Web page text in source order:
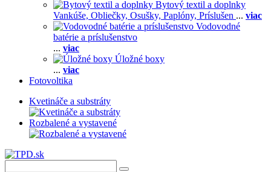
Bytový textil a doplnky
Vankúše, Obliečky, Osušky, Paplóny, Príslušen ... viac
Vodovodné
batérie a príslušenstvo
... viac
Úložné boxy
... viac
Fotovoltika
Kvetináče a substráty
Rozbalené a vystavené